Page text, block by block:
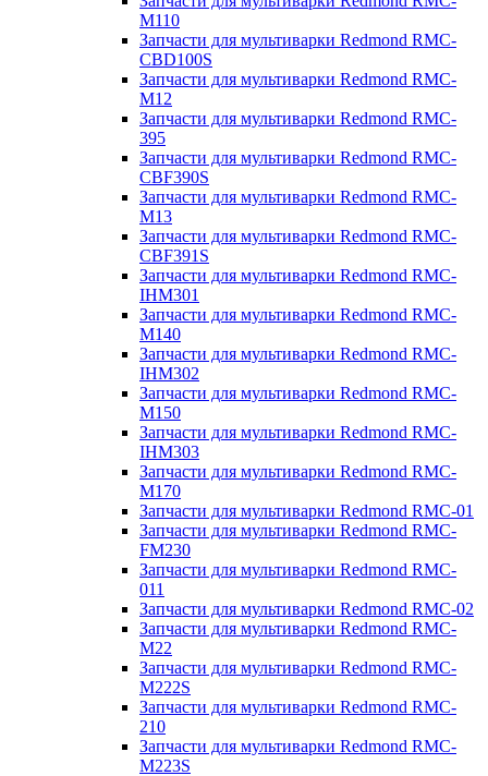
M110
Запчасти для мультиварки Redmond RMC-
CBD100S
Запчасти для мультиварки Redmond RMC-
M12
Запчасти для мультиварки Redmond RMC-
395
Запчасти для мультиварки Redmond RMC-
CBF390S
Запчасти для мультиварки Redmond RMC-
M13
Запчасти для мультиварки Redmond RMC-
CBF391S
Запчасти для мультиварки Redmond RMC-
IHM301
Запчасти для мультиварки Redmond RMC-
M140
Запчасти для мультиварки Redmond RMC-
IHM302
Запчасти для мультиварки Redmond RMC-
M150
Запчасти для мультиварки Redmond RMC-
IHM303
Запчасти для мультиварки Redmond RMC-
M170
Запчасти для мультиварки Redmond RMC-01
Запчасти для мультиварки Redmond RMC-
FM230
Запчасти для мультиварки Redmond RMC-
011
Запчасти для мультиварки Redmond RMC-02
Запчасти для мультиварки Redmond RMC-
M22
Запчасти для мультиварки Redmond RMC-
M222S
Запчасти для мультиварки Redmond RMC-
210
Запчасти для мультиварки Redmond RMC-
M223S